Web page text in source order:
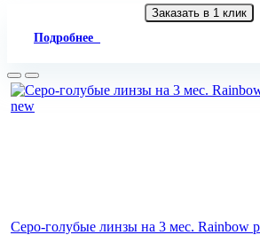
Заказать в 1 клик
Подробнее
new
Серо-голубые линзы на 3 мес. Rainbow